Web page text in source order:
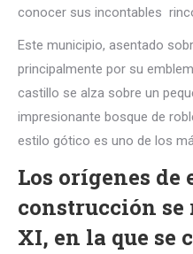
conocer sus incontables
Este municipio, asentado
principalmente por su
castillo se alza sobre un
impresionante bosque de
estilo gótico es uno de los
Los orígenes de
construcción
XI, en la que se